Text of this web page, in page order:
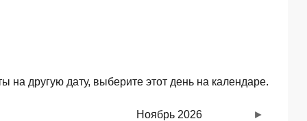
на другую дату, выберите этот день на календаре.
Ноябрь 2026
►